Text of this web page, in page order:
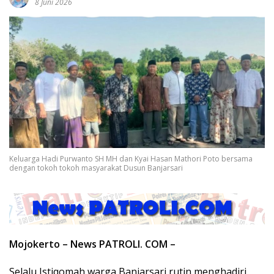
8 Juni 2026
Keluarga Hadi Purwanto SH MH dan Kyai Hasan Mathori Poto bersama
dengan tokoh tokoh masyarakat Dusun Banjarsari
Mojokerto – News PATROLI. COM –